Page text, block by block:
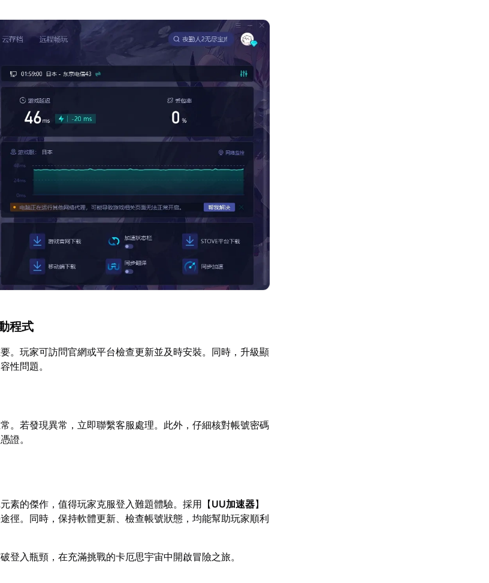
程式
。玩家可訪問官網或平台檢查更新並及時安裝。同時，升級顯
性問題。
。若發現異常，立即聯繫客服處理。此外，仔細核對帳號密碼
證。
素的傑作，值得玩家克服登入難題體驗。採用【UU加速器】
徑。同時，保持軟體更新、檢查帳號狀態，均能幫助玩家順利
登入瓶頸，在充滿挑戰的卡厄思宇宙中開啟冒險之旅。